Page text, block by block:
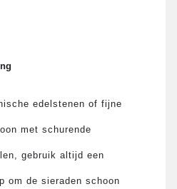
edelstenen of fijne
met schurende
gebruik altijd een
om de sieraden schoon